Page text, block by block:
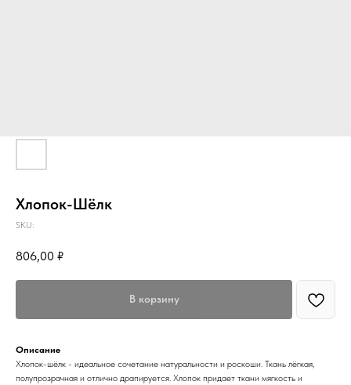
Хлопок-Шёлк
SKU:
806,00 ₽
В корзину
Описание
Хлопок-шёлк - идеальное сочетание натуральности и роскоши. Ткань лёгкая,
полупрозрачная и отлично драпируется. Хлопок придает ткани мягкость и